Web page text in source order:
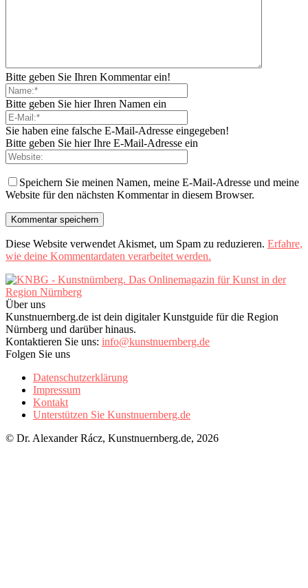
Bitte geben Sie Ihren Kommentar ein!
Bitte geben Sie hier Ihren Namen ein
Sie haben eine falsche E-Mail-Adresse eingegeben!
Bitte geben Sie hier Ihre E-Mail-Adresse ein
Speichern Sie meinen Namen, meine E-Mail-Adresse und meine
Website für den nächsten Kommentar in diesem Browser.
Diese Website verwendet Akismet, um Spam zu reduzieren. Erfahre,
wie deine Kommentardaten verarbeitet werden.
Über uns
Kunstnuernberg.de ist dein digitaler Kunstguide für die Region
Nürnberg und darüber hinaus.
Kontaktieren Sie uns: info@kunstnuernberg.de
Folgen Sie uns
Datenschutzerklärung
Impressum
Kontakt
Unterstützen Sie Kunstnuernberg.de
© Dr. Alexander Rácz, Kunstnuernberg.de, 2026